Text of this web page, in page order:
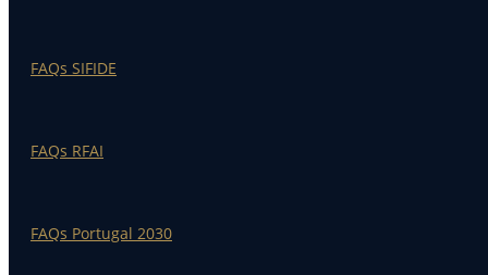
FAQs SIFIDE
FAQs RFAI
FAQs Portugal 2030